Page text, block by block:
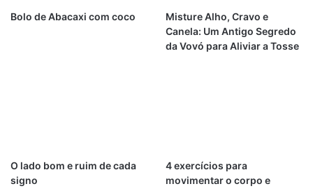
Bolo de Abacaxi com coco
Misture Alho, Cravo e
Canela: Um Antigo Segredo
da Vovó para Aliviar a Tosse
O lado bom e ruim de cada
signo
4 exercícios para
movimentar o corpo e